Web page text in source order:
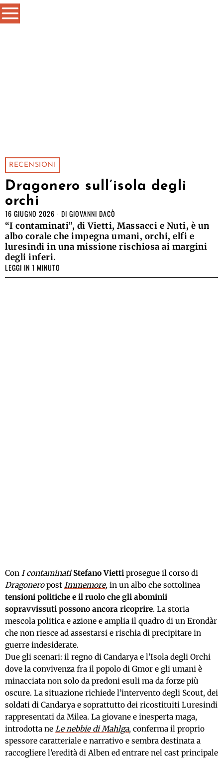
RECENSIONI
Dragonero sull’isola degli
orchi
16 GIUGNO 2026 DI GIOVANNI DACÒ
“I contaminati”, di Vietti, Massacci e Nuti, è un
albo corale che impegna umani, orchi, elfi e
luresindi in una missione rischiosa ai margini
degli inferi.
LEGGI IN 1 MINUTO
Con I contaminati Stefano Vietti prosegue il corso di
Dragoneropost Immemore, in un albo che sottolinea
tensioni politiche e il ruolo che gli abominii
sopravvissuti possono ancora ricoprire. La storia
mescola politica e azione e amplia il quadro di un Erondàr
che non riesce ad assestarsi e rischia di precipitare in
guerre indesiderate.
Due gli scenari: il regno di Candarya e l’Isola degli Orchi
dove la convivenza fra il popolo di Gmor e gli umani è
minacciata non solo da predoni esuli ma da forze più
oscure. La situazione richiede l’intervento degli Scout, dei
soldati di Candarya e soprattutto dei ricostituiti Luresindi
rappresentati da Milea. La giovane e inesperta maga,
introdotta ne Le nebbie di Mahlga, conferma il proprio
spessore caratteriale e narrativo e sembra destinata a
raccogliere l’eredità di Alben ed entrare nel cast principale